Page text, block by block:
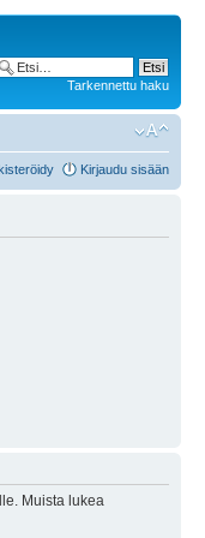
Tarkennettu haku
Kirjaudu sisään
Muista lukea